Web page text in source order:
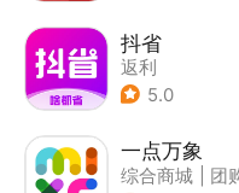
抖省
返利
5.0
一点万象
综合商城
团